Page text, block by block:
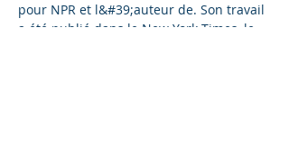
pour NPR et l&#39;auteur de. Son travail
a été publié dans le New York Times, le